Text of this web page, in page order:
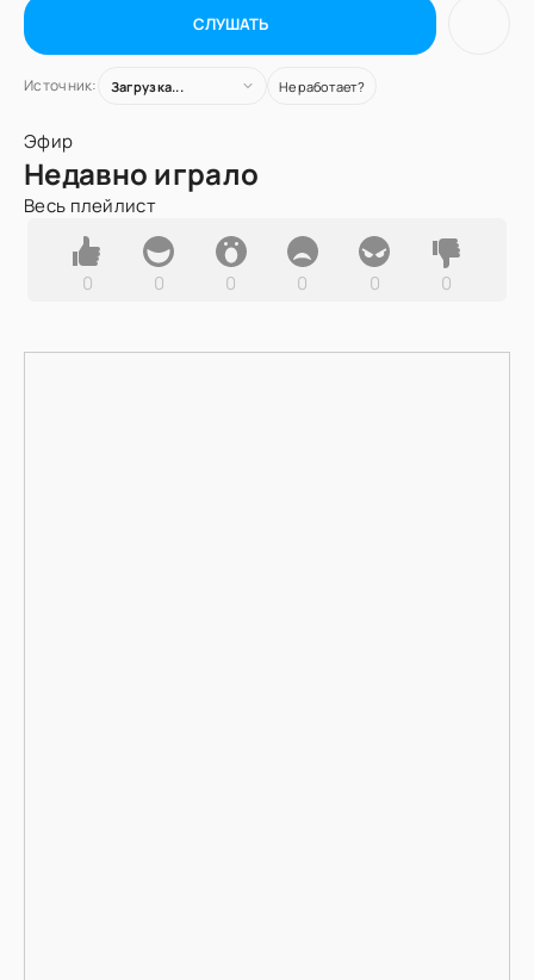
СЛУШАТЬ
Источник: Загрузка... Не работает?
Эфир
Недавно играло
Весь плейлист
0 0 0 0 0 0